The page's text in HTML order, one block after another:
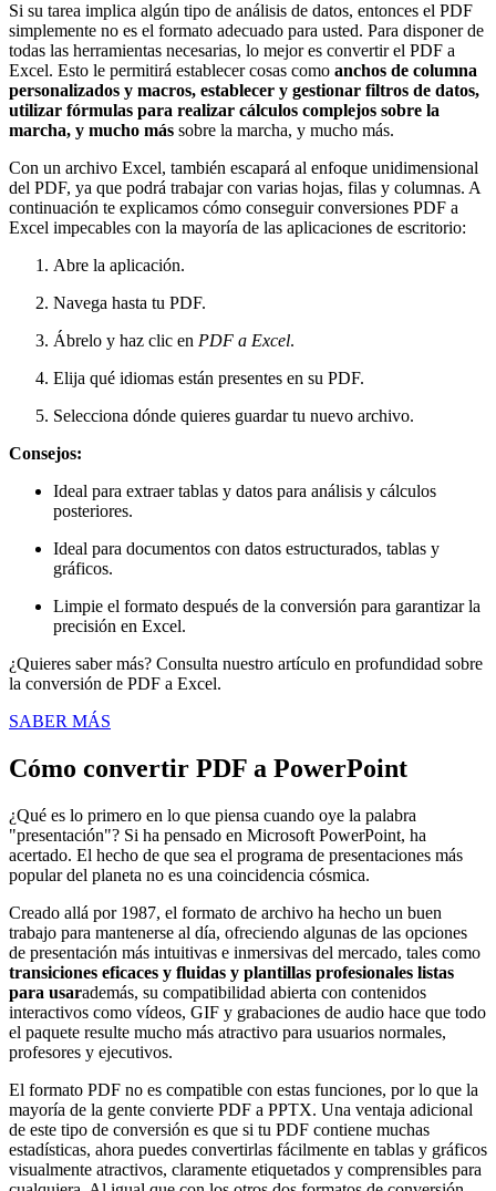
Si su tarea implica algún tipo de análisis de datos, entonces el PDF
simplemente no es el formato adecuado para usted. Para disponer de
todas las herramientas necesarias, lo mejor es convertir el PDF a
Excel. Esto le permitirá establecer cosas como anchos de columna
personalizados y macros, establecer y gestionar filtros de datos,
utilizar fórmulas para realizar cálculos complejos sobre la
marcha, y mucho más sobre la marcha, y mucho más.
Con un archivo Excel, también escapará al enfoque unidimensional
del PDF, ya que podrá trabajar con varias hojas, filas y columnas. A
continuación te explicamos cómo conseguir conversiones PDF a
Excel impecables con la mayoría de las aplicaciones de escritorio:
Abre la aplicación.
Navega hasta tu PDF.
Ábrelo y haz clic en PDF a Excel.
Elija qué idiomas están presentes en su PDF.
Selecciona dónde quieres guardar tu nuevo archivo.
Consejos:
Ideal para extraer tablas y datos para análisis y cálculos
posteriores.
Ideal para documentos con datos estructurados, tablas y
gráficos.
Limpie el formato después de la conversión para garantizar la
precisión en Excel.
¿Quieres saber más? Consulta nuestro artículo en profundidad sobre
la conversión de PDF a Excel.
SABER MÁS
Cómo convertir PDF a PowerPoint
¿Qué es lo primero en lo que piensa cuando oye la palabra
"presentación"? Si ha pensado en Microsoft PowerPoint, ha
acertado. El hecho de que sea el programa de presentaciones más
popular del planeta no es una coincidencia cósmica.
Creado allá por 1987, el formato de archivo ha hecho un buen
trabajo para mantenerse al día, ofreciendo algunas de las opciones
de presentación más intuitivas e inmersivas del mercado, tales como
transiciones eficaces y fluidas y plantillas profesionales listas
para usarademás, su compatibilidad abierta con contenidos
interactivos como vídeos, GIF y grabaciones de audio hace que todo
el paquete resulte mucho más atractivo para usuarios normales,
profesores y ejecutivos.
El formato PDF no es compatible con estas funciones, por lo que la
mayoría de la gente convierte PDF a PPTX. Una ventaja adicional
de este tipo de conversión es que si tu PDF contiene muchas
estadísticas, ahora puedes convertirlas fácilmente en tablas y gráficos
visualmente atractivos, claramente etiquetados y comprensibles para